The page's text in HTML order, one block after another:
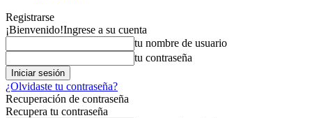
Registrarse
¡Bienvenido!Ingrese a su cuenta
tu nombre de usuario
tu contraseña
¿Olvidaste tu contraseña?
Recuperación de contraseña
Recupera tu contraseña